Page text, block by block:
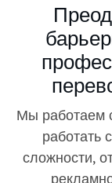
Мы работаем
работать
сложности,